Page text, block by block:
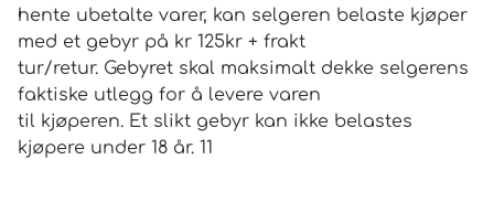
hente ubetalte varer, kan selgeren belaste kjøper
med et gebyr på kr 125kr + frakt
tur/retur. Gebyret skal maksimalt dekke selgerens
faktiske utlegg for å levere varen
til kjøperen. Et slikt gebyr kan ikke belastes
kjøpere under 18 år. 11